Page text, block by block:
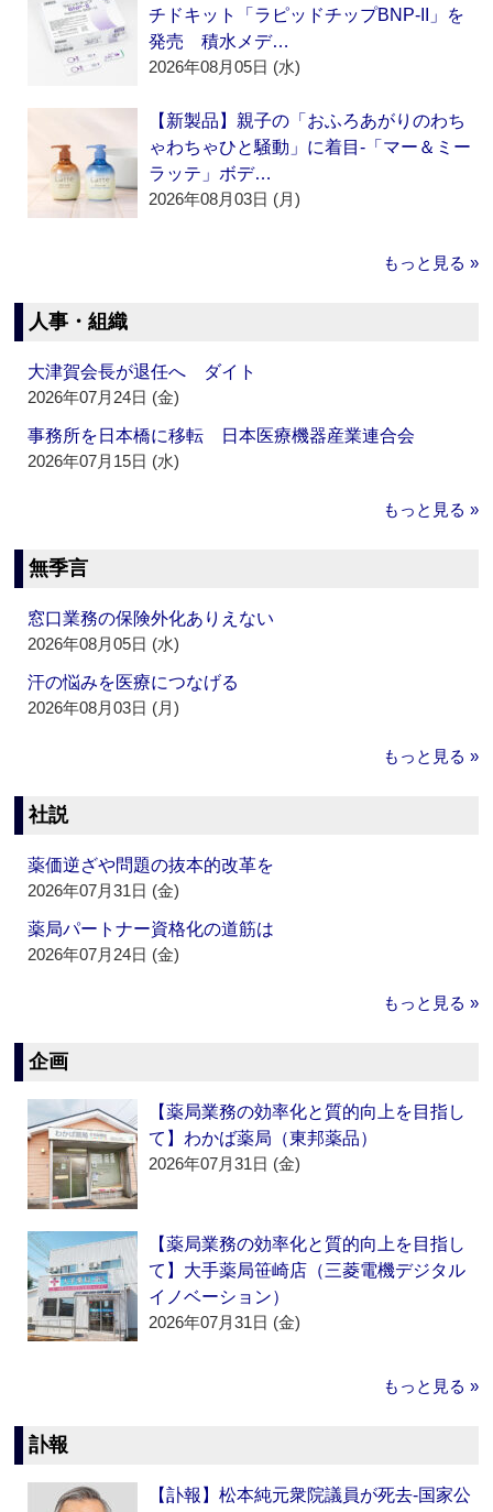
チドキット「ラピッドチップBNP-II」を
発売 積水メデ…
2026年08月05日 (水)
【新製品】親子の「おふろあがりのわち
ゃわちゃひと騒動」に着目‐「マー＆ミー
ラッテ」ボデ…
2026年08月03日 (月)
もっと見る »
人事・組織
大津賀会長が退任へ ダイト
2026年07月24日 (金)
事務所を日本橋に移転 日本医療機器産業連合会
2026年07月15日 (水)
もっと見る »
無季言
窓口業務の保険外化ありえない
2026年08月05日 (水)
汗の悩みを医療につなげる
2026年08月03日 (月)
もっと見る »
社説
薬価逆ざや問題の抜本的改革を
2026年07月31日 (金)
薬局パートナー資格化の道筋は
2026年07月24日 (金)
もっと見る »
企画
【薬局業務の効率化と質的向上を目指し
て】わかば薬局（東邦薬品）
2026年07月31日 (金)
【薬局業務の効率化と質的向上を目指し
て】大手薬局笹崎店（三菱電機デジタル
イノベーション）
2026年07月31日 (金)
もっと見る »
訃報
【訃報】松本純元衆院議員が死去‐国家公